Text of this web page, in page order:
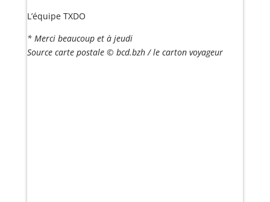
L’équipe TXDO
* Merci beaucoup et à jeudi
Source carte postale © bcd.bzh / le carton voyageur